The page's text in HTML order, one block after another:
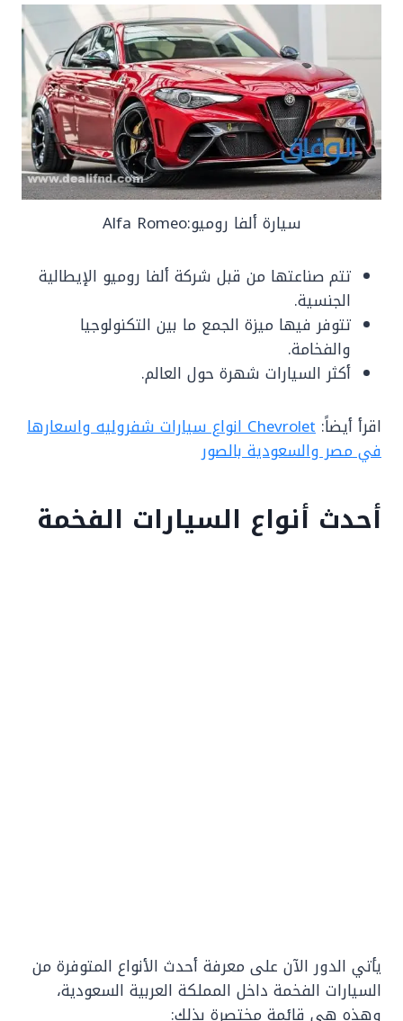
سيارة ألفا روميو:Alfa Romeo
تتم صناعتها من قبل شركة ألفا روميو الإيطالية
الجنسية.
تتوفر فيها ميزة الجمع ما بين التكنولوجيا
والفخامة.
أكثر السيارات شهرة حول العالم.
اقرأ أيضاً:
Chevrolet انواع سيارات شفروليه واسعارها
في مصر والسعودية بالصور
أحدث أنواع السيارات الفخمة
يأتي الدور الآن على معرفة أحدث الأنواع المتوفرة من
السيارات الفخمة داخل المملكة العربية السعودية،
وهذه هي قائمة مختصرة بذلك: